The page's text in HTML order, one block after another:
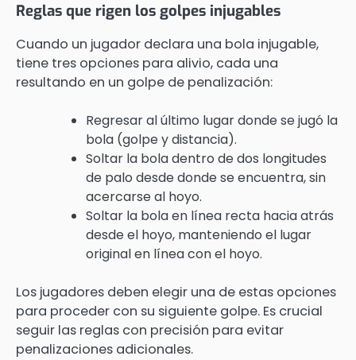
Reglas que rigen los golpes injugables
Cuando un jugador declara una bola injugable,
tiene tres opciones para alivio, cada una
resultando en un golpe de penalización:
Regresar al último lugar donde se jugó la
bola (golpe y distancia).
Soltar la bola dentro de dos longitudes
de palo desde donde se encuentra, sin
acercarse al hoyo.
Soltar la bola en línea recta hacia atrás
desde el hoyo, manteniendo el lugar
original en línea con el hoyo.
Los jugadores deben elegir una de estas opciones
para proceder con su siguiente golpe. Es crucial
seguir las reglas con precisión para evitar
penalizaciones adicionales.